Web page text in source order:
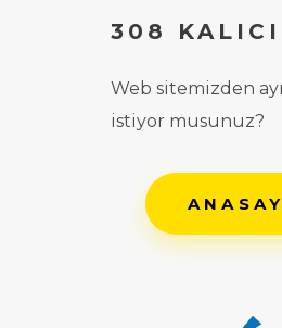
308 KALICI
Web sitemizden
istiyor musunuz?